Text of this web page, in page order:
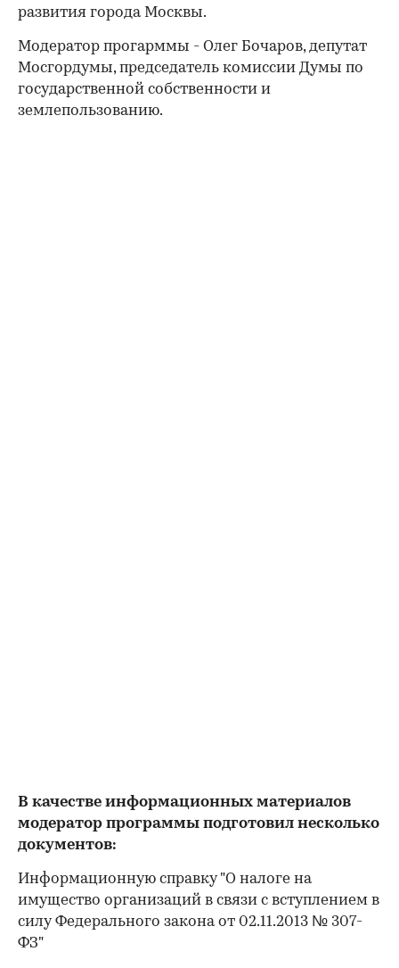
развития города Москвы.
Модератор прогарммы - Олег Бочаров, депутат
Мосгордумы, председатель комиссии Думы по
государственной собственности и
землепользованию.
В качестве информационных материалов
модератор программы подготовил несколько
документов:
Информационную справку "О налоге на
имущество организаций в связи с вступлением в
силу Федерального закона от 02.11.2013 № 307-
ФЗ"